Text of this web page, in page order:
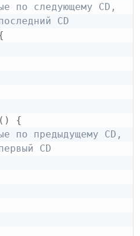
по следующему CD,
CD
( )
{
по предыдущему CD,
CD